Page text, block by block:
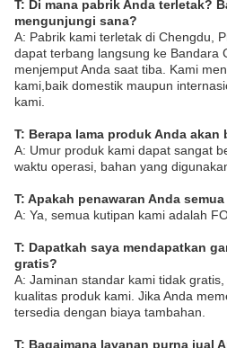
T: Di mana pabrik Anda terletak?
mengunjungi sana?
A: Pabrik kami terletak di Chengdu,
dapat terbang langsung ke Bandara
menjemput Anda saat tiba. Kami
kami,baik domestik maupun
kami.
T: Berapa lama produk Anda akan
A: Umur produk kami dapat sangat
waktu operasi, bahan yang
T: Apakah penawaran Anda semua
A: Ya, semua kutipan kami adalah
T: Dapatkah saya mendapatkan
gratis?
A: Jaminan standar kami tidak
kualitas produk kami. Jika Anda
tersedia dengan biaya tambahan.
T: Bagaimana layanan purna jual